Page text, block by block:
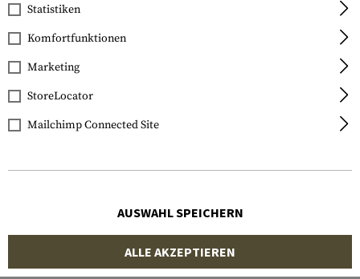
Glock
Magazine for Glock 25
.380 ACP 15rds
Statistiken
Komfortfunktionen
Marketing
StoreLocator
Mailchimp Connected Site
AUSWAHL SPEICHERN
ALLE AKZEPTIEREN